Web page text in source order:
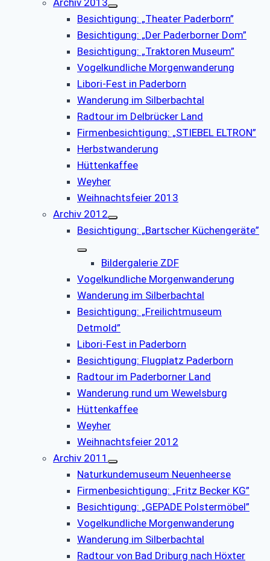
Besichtigung: „Theater Paderborn”
Besichtigung: „Der Paderborner Dom”
Besichtigung: „Traktoren Museum”
Vogelkundliche Morgenwanderung
Libori-Fest in Paderborn
Wanderung im Silberbachtal
Radtour im Delbrücker Land
Firmenbesichtigung: „STIEBEL ELTRON”
Herbstwanderung
Hüttenkaffee
Weyher
Weihnachtsfeier 2013
Archiv 2012
Besichtigung: „Bartscher Küchengeräte”
Bildergalerie ZDF
Vogelkundliche Morgenwanderung
Wanderung im Silberbachtal
Besichtigung: „Freilichtmuseum
Detmold”
Libori-Fest in Paderborn
Besichtigung: Flugplatz Paderborn
Radtour im Paderborner Land
Wanderung rund um Wewelsburg
Hüttenkaffee
Weyher
Weihnachtsfeier 2012
Archiv 2011
Naturkundemuseum Neuenheerse
Firmenbesichtigung: „Fritz Becker KG”
Besichtigung: „GEPADE Polstermöbel”
Vogelkundliche Morgenwanderung
Wanderung im Silberbachtal
Radtour von Bad Driburg nach Höxter